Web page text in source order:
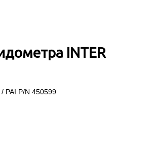
INTER
PAI P/N 450599